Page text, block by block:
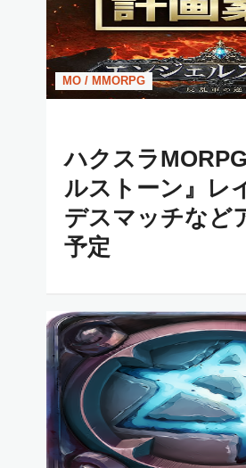
MO / MMORPG
ハクスラ
ルストーン』レ
デスマッチなど
予定